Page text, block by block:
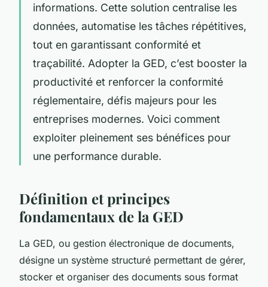
informations. Cette solution centralise les
données, automatise les tâches répétitives,
tout en garantissant conformité et
traçabilité. Adopter la GED, c’est booster la
productivité et renforcer la conformité
réglementaire, défis majeurs pour les
entreprises modernes. Voici comment
exploiter pleinement ses bénéfices pour
une performance durable.
Définition et principes
fondamentaux de la GED
La GED, ou gestion électronique de documents,
désigne un système structuré permettant de gérer,
stocker et organiser des documents sous format